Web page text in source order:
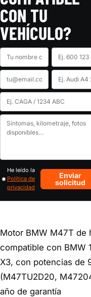
CON TU
VEHÍCULO?
Nombre Teléfono
Email
Marca
y
modelo
Código
de
motor
Cuéntanos
tu
He leído la
Política de
privacidad
Enviar
solicitud
Motor BMW M47T de
compatible con BMW
X3, con potencias de
(M47TU2D20,
año de garantía